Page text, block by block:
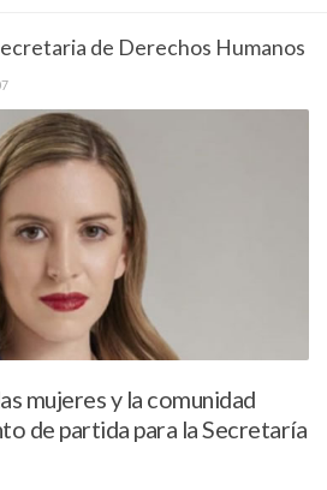
de Derechos Humanos
mujeres y la comunidad
de partida para la Secretaría